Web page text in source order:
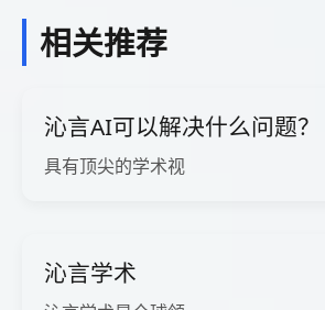
相关推荐
沁言AI可以解决什么问题？
具有顶尖的学术视
沁言学术